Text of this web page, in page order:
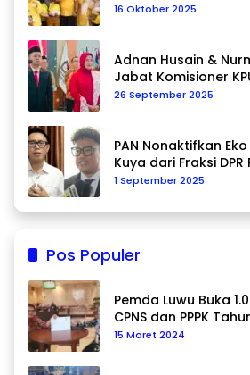
16 Oktober 2025
Adnan Husain &
Jabat Komisioner
26 September 2025
PAN Nonaktifkan
Kuya dari Fraksi DPR
1 September 2025
Pos Populer
Pemda Luwu Buka
CPNS dan PPPK
15 Maret 2024